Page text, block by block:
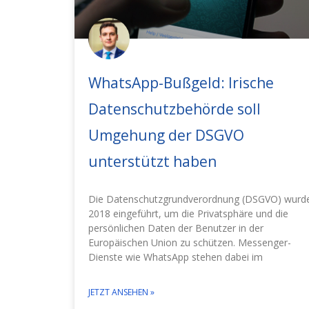
WhatsApp-Bußgeld: Irische
Datenschutzbehörde soll
Umgehung der DSGVO
unterstützt haben
Die Datenschutzgrundverordnung (DSGVO)
2018 eingeführt, um die Privatsphäre und die
persönlichen Daten der Benutzer in der
Europäischen Union zu schützen. Messenger-
Dienste wie WhatsApp stehen dabei im
JETZT ANSEHEN »